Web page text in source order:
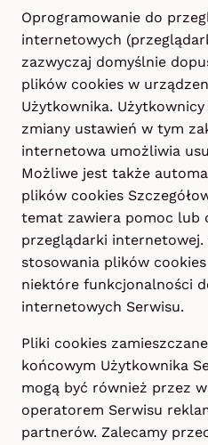
Oprogramowanie do
internetowych
zazwyczaj domyślnie
plików cookies w
Użytkownika.
zmiany ustawień w tym
internetowa umożliwia
Możliwe jest także
plików cookies
temat zawiera pomoc lub
przeglądarki internetowej.
stosowania plików
niektóre funkcjonalności
internetowych Serwisu.
Pliki cookies
końcowym Użytkownika
mogą być również przez
operatorem Serwisu
partnerów. Zalecamy